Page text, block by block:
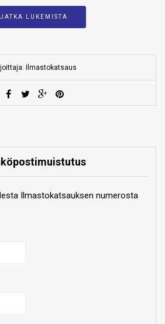
JATKA LUKEMISTA
Ilmastokatsaus
Ilmastokatsauksen numerosta